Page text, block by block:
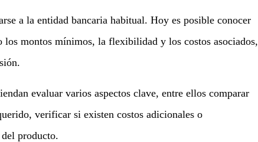
a la entidad bancaria habitual. Hoy es posible conocer
montos mínimos, la flexibilidad y los costos asociados,
evaluar varios aspectos clave, entre ellos comparar
verificar si existen costos adicionales o
producto.